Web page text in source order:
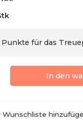
Punkte für das
Wunschliste